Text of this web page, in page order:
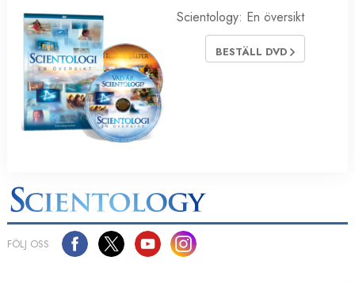
Scientology: En översikt
BESTÄLL DVD
FÖLJ OSS